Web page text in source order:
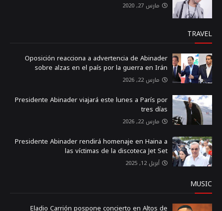
مارس 27, 2020
TRAVEL
Oposición reacciona a advertencia de Abinader
sobre alzas en el país por la guerra en Irán
مارس 22, 2026
Presidente Abinader viajará este lunes a París por
tres días
مارس 22, 2026
Presidente Abinader rendirá homenaje en Haina a
las víctimas de la discoteca Jet Set
أبريل 12, 2025
MUSIC
Eladio Carrión pospone concierto en Altos de